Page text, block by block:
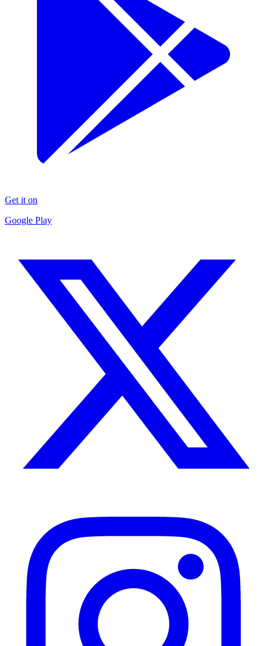
Get it on
Google Play